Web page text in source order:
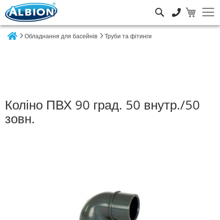
Обладнання для басейнів Труби та фітинги
Коліно ПВХ 90 град. 50 внутр./50
зовн.